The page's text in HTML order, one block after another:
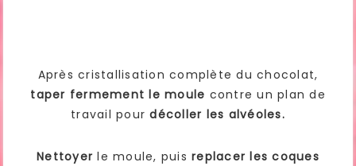
Après cristallisation complète du chocolat,
taper fermement le moule contre un plan de
travail pourdécoller les alvéoles.
Nettoyer le moule, puisreplacer les coques